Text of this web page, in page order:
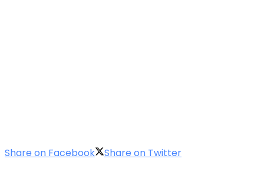
Share on Facebook Share on Twitter